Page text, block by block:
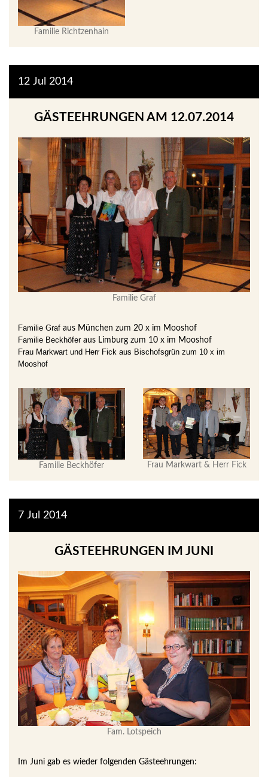
Familie Richtzenhain
2014
12 Jul
GÄSTEEHRUNGEN AM 12.07.2014
Familie Graf
Familie Graf aus München zum 20 x im Mooshof
Familie Beckhöferaus Limburg zum 10 x im Mooshof
Frau Markwart und Herr Fick aus Bischofsgrün zum 10 x im
Mooshof
Familie Beckhöfer Frau Markwart & Herr Fick
2014
7 Jul
GÄSTEEHRUNGEN IM JUNI
Fam. Lotspeich
Im Juni gab es wieder folgenden Gästeehrungen: